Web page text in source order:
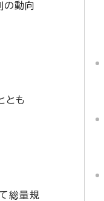
の動向
とも
総量規